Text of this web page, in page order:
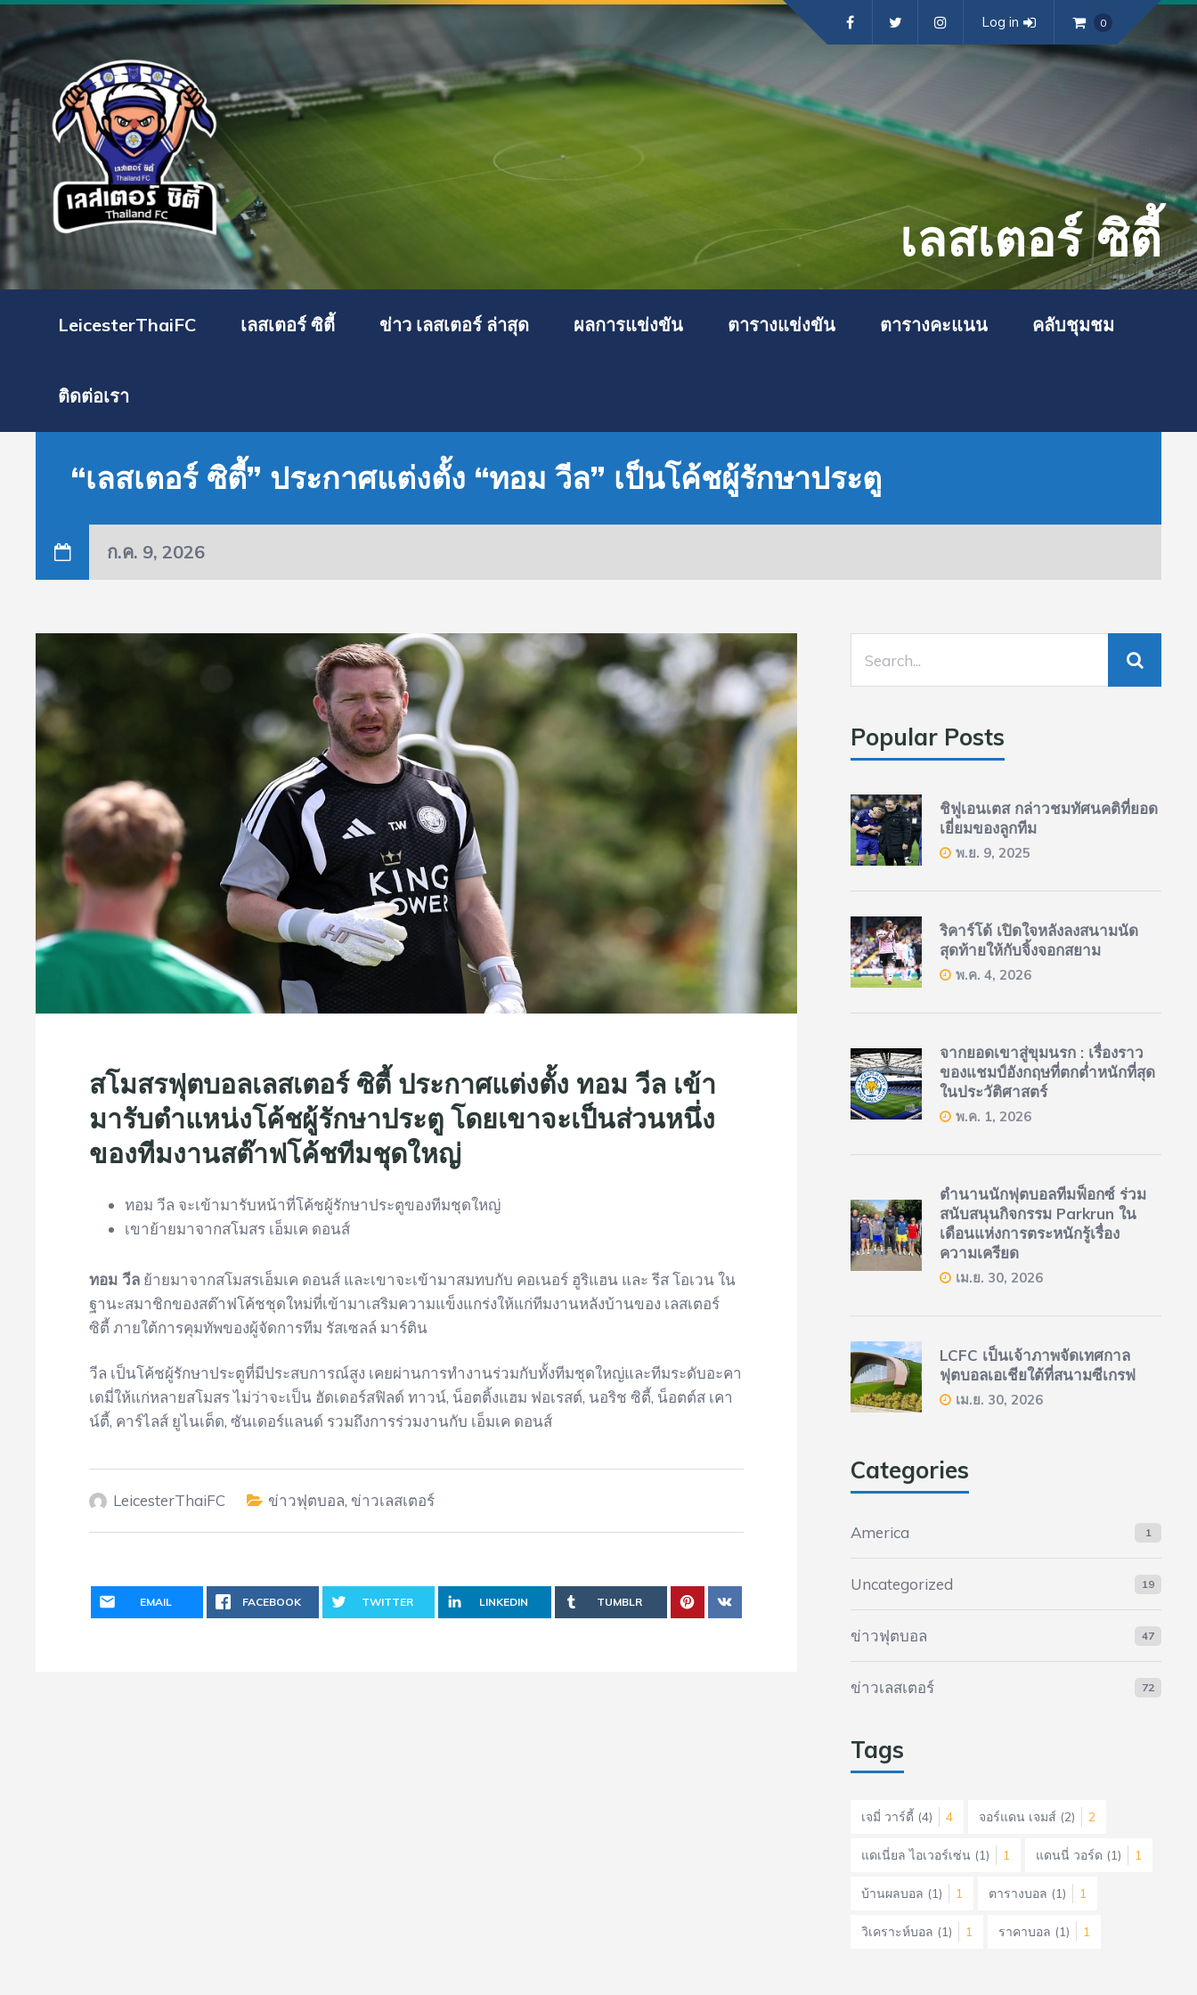
เลสเตอร์ ซิตี้
Log in 0
LeicesterThaiFC เลสเตอร์ ซิตี้ ข่าว เลสเตอร์ ล่าสุด ผลการแข่งขัน ตารางแข่งขัน ตารางคะแนน คลับชุมชม
ติดต่อเรา
“เลสเตอร์ ซิตี้” ประกาศแต่งตั้ง “ทอม วีล” เป็นโค้ชผู้รักษาประตู
ก.ค. 9, 2026
สโมสรฟุตบอลเลสเตอร์ ซิตี้ ประกาศแต่งตั้ง ทอม วีล เข้า
มารับตำแหน่งโค้ชผู้รักษาประตู โดยเขาจะเป็นส่วนหนึ่ง
ของทีมงานสต๊าฟโค้ชทีมชุดใหญ่
ทอม วีล จะเข้ามารับหน้าที่โค้ชผู้รักษาประตูของทีมชุดใหญ่
เขาย้ายมาจากสโมสร เอ็มเค ดอนส์
ทอม วีล ย้ายมาจากสโมสรเอ็มเค ดอนส์ และเขาจะเข้ามาสมทบกับ คอเนอร์ ฮูริแฮน และ รีส โอเวน ใน
ฐานะสมาชิกของสต๊าฟโค้ชชุดใหม่ที่เข้ามาเสริมความแข็งแกร่งให้แก่ทีมงานหลังบ้านของ เลสเตอร์
ซิตี้ ภายใต้การคุมทัพของผู้จัดการทีม รัสเซลล์ มาร์ติน
วีล เป็นโค้ชผู้รักษาประตูที่มีประสบการณ์สูง เคยผ่านการทำงานร่วมกับทั้งทีมชุดใหญ่และทีมระดับอะคา
เดมี่ให้แก่หลายสโมสร ไม่ว่าจะเป็น ฮัดเดอร์สฟิลด์ ทาวน์, น็อตติ้งแฮม ฟอเรสต์, นอริช ซิตี้, น็อตต์ส เคา
น์ตี้, คาร์ไลส์ ยูไนเต็ด, ซันเดอร์แลนด์ รวมถึงการร่วมงานกับ เอ็มเค ดอนส์
LeicesterThaiFC ข่าวฟุตบอล, ข่าวเลสเตอร์
EMAIL FACEBOOK TWITTER LINKEDIN TUMBLR
Popular Posts
ชิฟูเอนเตส กล่าวชมทัศนคติที่ยอด
เยี่ยมของลูกทีม
พ.ย. 9, 2025
ริคาร์โด้ เปิดใจหลังลงสนามนัด
สุดท้ายให้กับจิ้งจอกสยาม
พ.ค. 4, 2026
จากยอดเขาสู่ขุมนรก : เรื่องราว
ของแชมป์อังกฤษที่ตกต่ำหนักที่สุด
ในประวัติศาสตร์
พ.ค. 1, 2026
ตำนานนักฟุตบอลทีมฟ็อกซ์ ร่วม
สนับสนุนกิจกรรม Parkrun ใน
เดือนแห่งการตระหนักรู้เรื่อง
ความเครียด
เม.ย. 30, 2026
LCFC เป็นเจ้าภาพจัดเทศกาล
ฟุตบอลเอเชียใต้ที่สนามซีเกรฟ
เม.ย. 30, 2026
Categories
America 1
Uncategorized 19
ข่าวฟุตบอล 47
ข่าวเลสเตอร์ 72
Tags
เจมี่ วาร์ดี้ (4) 4 จอร์แดน เจมส์ (2) 2
แดเนี่ยล ไอเวอร์เซ่น (1) 1 แดนนี่ วอร์ด (1) 1
บ้านผลบอล (1) 1 ตารางบอล (1) 1
วิเคราะห์บอล (1) 1 ราคาบอล (1) 1